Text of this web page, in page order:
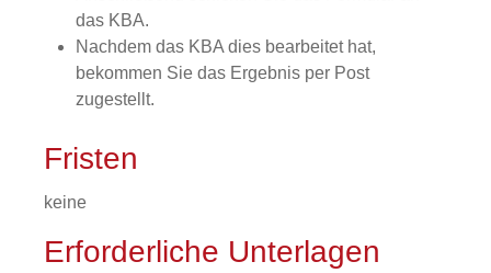
das KBA.
Nachdem das KBA dies bearbeitet hat,
bekommen Sie das Ergebnis per Post
zugestellt.
Fristen
keine
Erforderliche Unterlagen